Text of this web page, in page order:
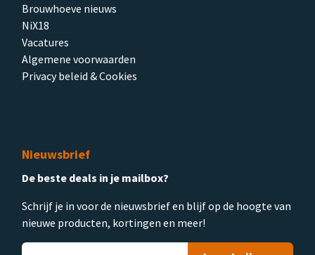
Brouwhoeve nieuws
NiX18
Vacatures
Algemene voorwaarden
Privacy beleid & Cookies
Nieuwsbrief
De beste deals in je mailbox?
Schrijf je in voor de nieuwsbrief en blijf op de hoogte van
nieuwe producten, kortingen en meer!